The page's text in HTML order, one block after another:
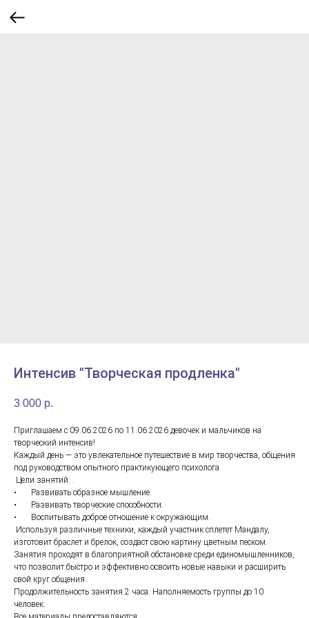
Интенсив "Творческая продленка"
3 000 р.
Приглашаем с 09.06.2026 по 11.06.2026 девочек и мальчиков на
творческий интенсив!
Каждый день — это увлекательное путешествие в мир творчества, общения
под руководством опытного практикующего психолога.
Цели занятий: .
• Развивать образное мышление.
• Развивать творческие способности.
• Воспитывать доброе отношение к окружающим.
Используя различные техники, каждый участник сплетет Мандалу,
изготовит браслет и брелок, создаст свою картину цветным песком.
Занятия проходят в благоприятной обстановке среди единомышленников,
что позволит быстро и эффективно освоить новые навыки и расширить
свой круг общения.
Продолжительность занятия 2 часа. Наполняемость группы до 10
человек.